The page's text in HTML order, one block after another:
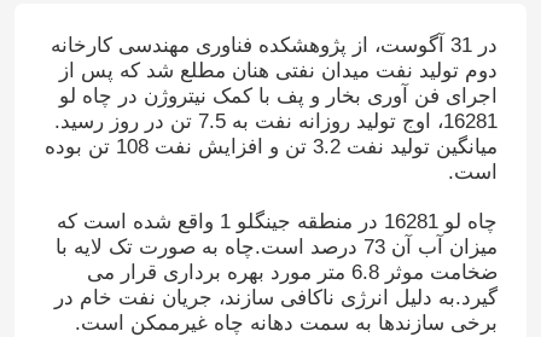
در 31 آگوست، از پژوهشکده فناوری مهندسی کارخانه
دوم تولید نفت میدان نفتی هنان مطلع شد که پس از
اجرای فن آوری بخار و پف با کمک نیتروژن در چاه لو
16281، اوج تولید روزانه نفت به 7.5 تن در روز رسید.
میانگین تولید نفت 3.2 تن و افزایش نفت 108 تن بوده
است.
چاه لو 16281 در منطقه جینگلو 1 واقع شده است که
میزان آب آن 73 درصد است.چاه به صورت تک لایه با
ضخامت موثر 6.8 متر مورد بهره برداری قرار می
گیرد.به دلیل انرژی ناکافی سازند، جریان نفت خام در
برخی سازندها به سمت دهانه چاه غیرممکن است.